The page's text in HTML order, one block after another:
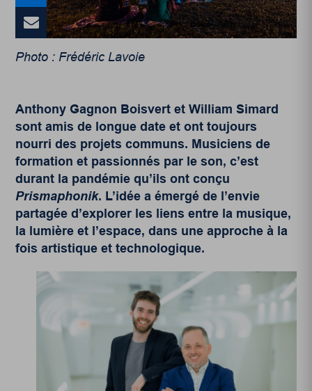
Photo : Frédéric Lavoie
Anthony Gagnon Boisvert et William Simard
sont amis de longue date et ont toujours
nourri des projets communs. Musiciens de
formation et passionnés par le son, c’est
durant la pandémie qu’ils ont conçu
Prismaphonik. L’idée a émergé de l’envie
partagée d’explorer les liens entre la musique,
la lumière et l’espace, dans une approche à la
fois artistique et technologique.